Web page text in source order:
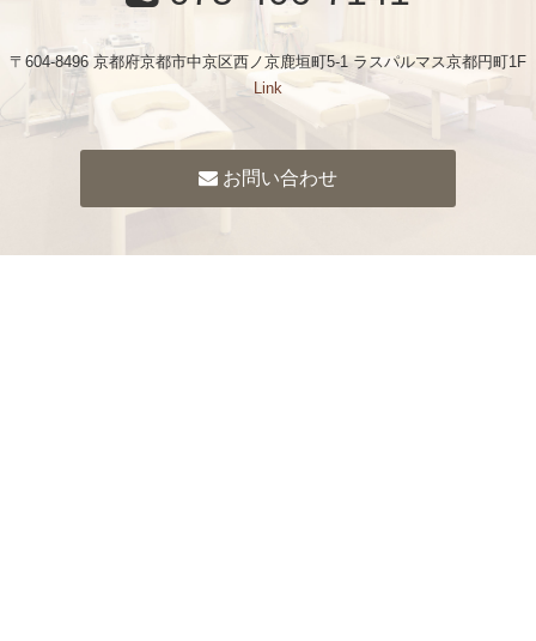
〒604-8496 京都府京都市中京区西ノ京鹿垣町5-1 ラスパルマス京都円町1F
Link
お問い合わせ